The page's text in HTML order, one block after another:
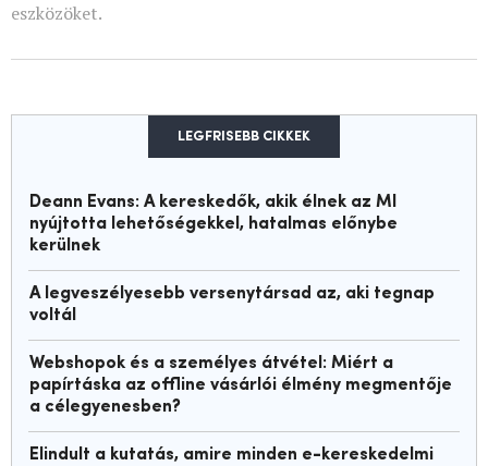
eszközöket.
LEGFRISEBB CIKKEK
Deann Evans: A kereskedők, akik élnek az MI
nyújtotta lehetőségekkel, hatalmas előnybe
kerülnek
A legveszélyesebb versenytársad az, aki tegnap
voltál
Webshopok és a személyes átvétel: Miért a
papírtáska az offline vásárlói élmény megmentője
a célegyenesben?
Elindult a kutatás, amire minden e-kereskedelmi